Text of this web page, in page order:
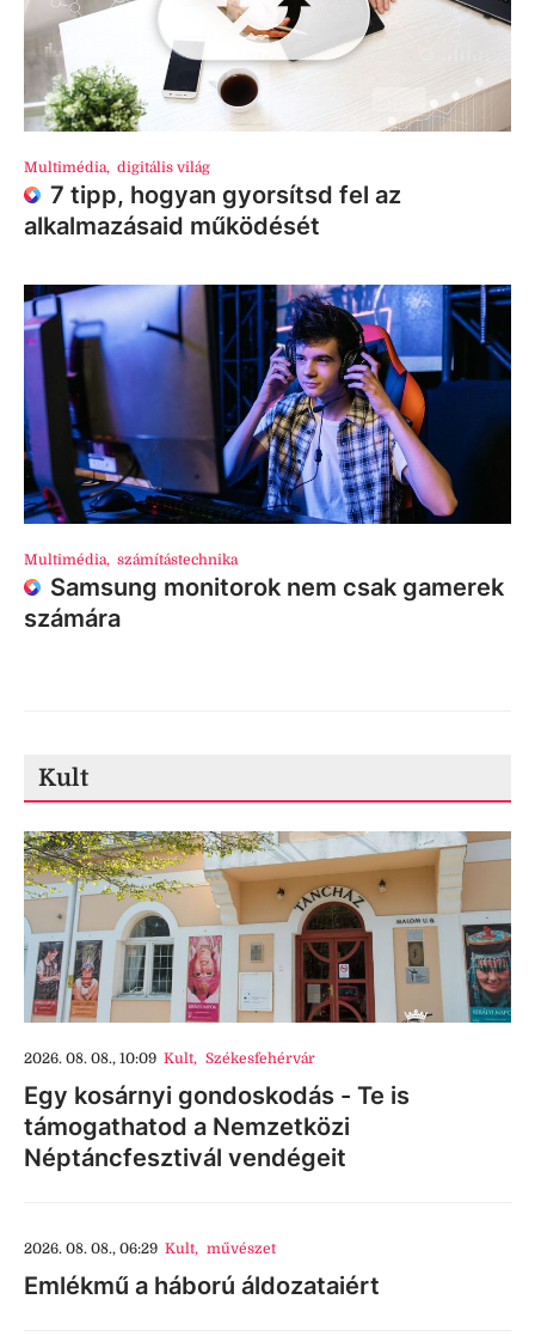
Multimédia, digitális világ
7 tipp, hogyan gyorsítsd fel az
alkalmazásaid működését
Multimédia, számítástechnika
Samsung monitorok nem csak gamerek
számára
Kult
2026. 08. 08., 10:09 Kult, Székesfehérvár
Egy kosárnyi gondoskodás - Te is
támogathatod a Nemzetközi
Néptáncfesztivál vendégeit
2026. 08. 08., 06:29 Kult, művészet
Emlékmű a háború áldozataiért